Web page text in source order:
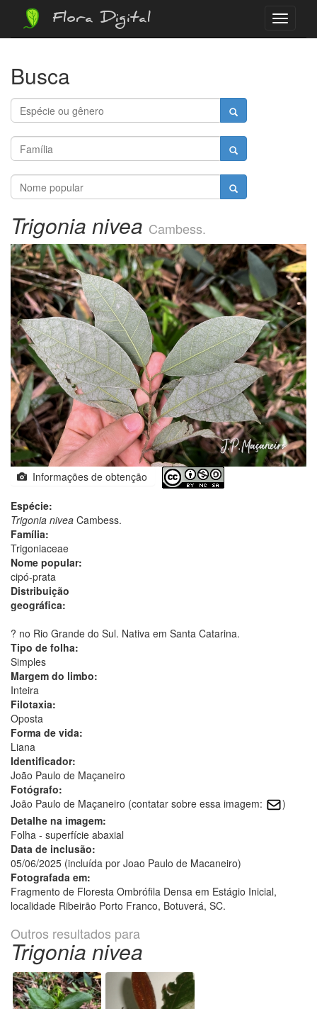
Menu
Flora Digital
Busca
Trigonia nivea Cambess.
Informações de obtenção
Espécie:
Trigonia nivea Cambess.
Família:
Trigoniaceae
Nome popular:
cipó-prata
Distribuição
geográfica:
? no Rio Grande do Sul. Nativa em Santa Catarina.
Tipo de folha:
Simples
Margem do limbo:
Inteira
Filotaxia:
Oposta
Forma de vida:
Liana
Identificador:
João Paulo de Maçaneiro
Fotógrafo:
João Paulo de Maçaneiro (contatar sobre essa imagem:
)
Detalhe na imagem:
Folha - superfície abaxial
Data de inclusão:
05/06/2025 (incluída por Joao Paulo de Macaneiro)
Fotografada em:
Fragmento de Floresta Ombrófila Densa em Estágio Inicial,
localidade Ribeirão Porto Franco, Botuverá, SC.
Outros resultados para
Trigonia nivea